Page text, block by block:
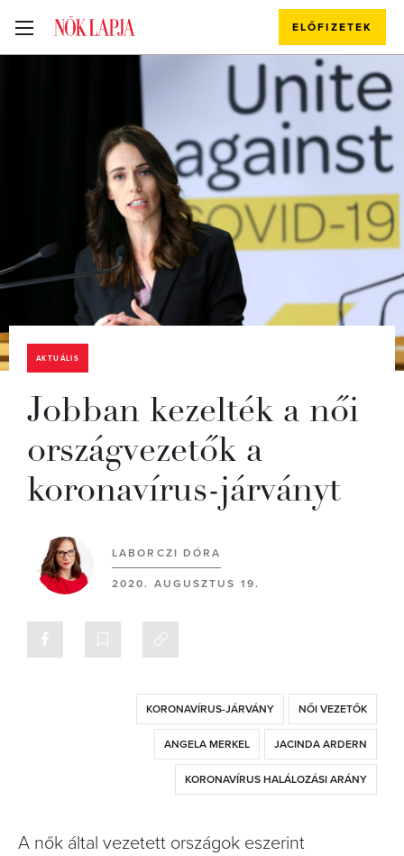
ELŐFIZETEK
AKTUÁLIS
Jobban kezelték a női
országvezetők a
koronavírus-járványt
LABORCZI DÓRA
2020. AUGUSZTUS 19.
KORONAVÍRUS-JÁRVÁNY NŐI VEZETŐK
ANGELA MERKEL JACINDA ARDERN
KORONAVÍRUS HALÁLOZÁSI ARÁNY
A nők által vezetett országok eszerint